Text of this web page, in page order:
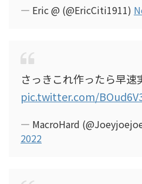
— Eric @ (@EricCiti1911)
さっきこれ作ったら早速
pic.twitter.com/
— MacroHard
2022